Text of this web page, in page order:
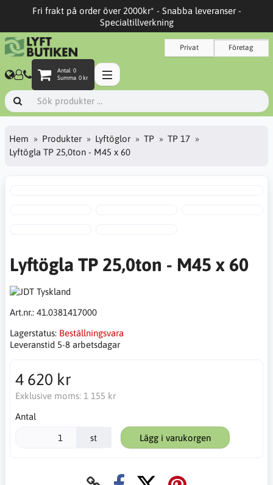
Fri frakt på order över 2000kr* - Snabba leveranser -
Specialtillverkning
Privat Företag
Antal 0
Summa 0 kr
Hem Produkter Lyftöglor TP
TP 17
Lyftögla TP 25,0ton - M45 x 60
Lyftögla TP 25,0ton - M45 x 60
Art.nr.: 41.0381417000
Lagerstatus: Beställningsvara
Leveranstid 5-8 arbetsdagar
4 620 kr
Exklusive moms: 1 155 kr
Antal
st Lägg i varukorgen